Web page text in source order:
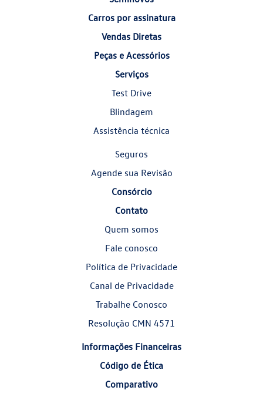
Carros por assinatura
Vendas Diretas
Peças e Acessórios
Serviços
Test Drive
Blindagem
Assistência técnica
Seguros
Agende sua Revisão
Consórcio
Contato
Quem somos
Fale conosco
Política de Privacidade
Canal de Privacidade
Trabalhe Conosco
Resolução CMN 4571
Informações Financeiras
Código de Ética
Comparativo